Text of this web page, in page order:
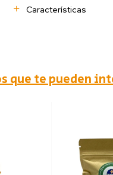
Características
que te pueden